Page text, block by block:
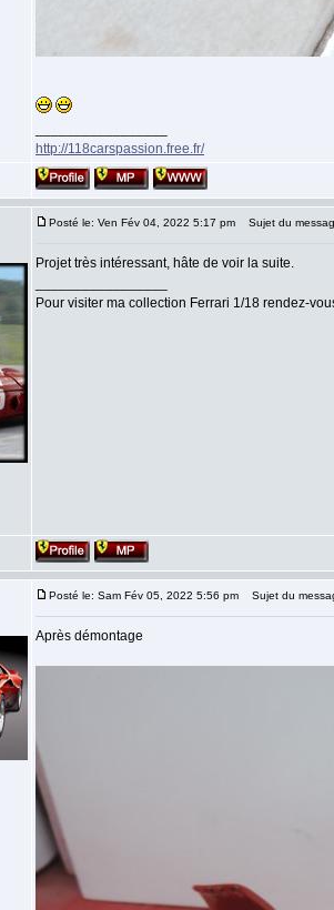
http://118carspassion.free.fr/
Posté le: Ven Fév 04, 2022 5:17 pm Sujet du
Projet très intéressant, hâte de voir la suite.
Pour visiter ma collection Ferrari 1/18 rendez-
Posté le: Sam Fév 05, 2022 5:56 pm Sujet du
Après démontage